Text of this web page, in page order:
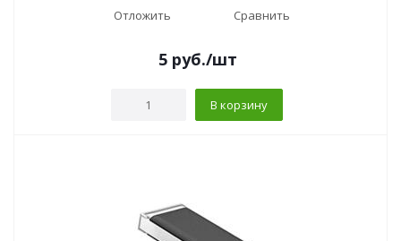
Отложить Сравнить
5руб./шт
В корзину